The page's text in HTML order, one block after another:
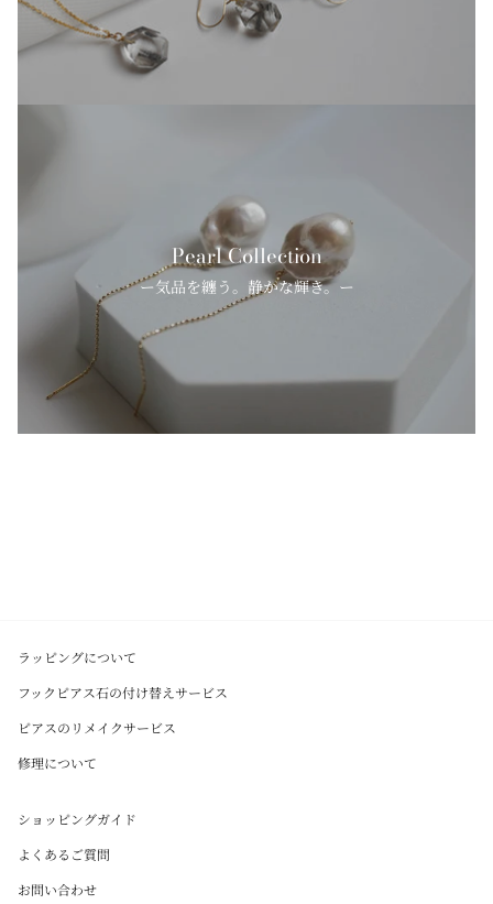
Pearl Collection
ー気品を纏う。静かな輝き。ー
ラッピングについて
フックピアス石の付け替えサービス
ピアスのリメイクサービス
修理について
ショッピングガイド
よくあるご質問
お問い合わせ